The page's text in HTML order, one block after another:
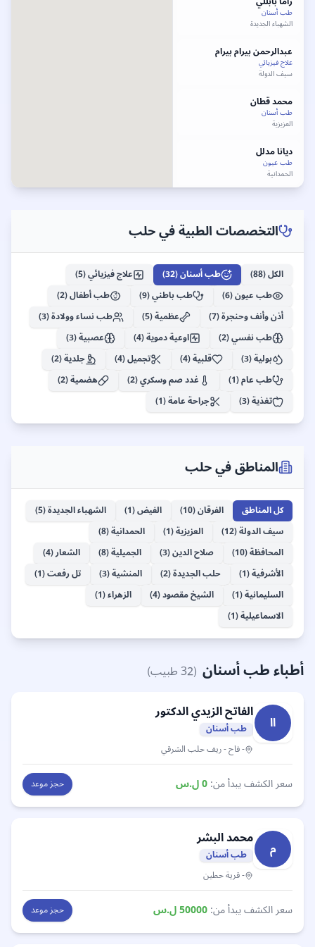
طب أسنان
الشهباء الجديدة
عبدالرحمن بيرامبيرام
علاج فيزيائي
سيف الدولة
محمدقطان
طب أسنان
العزيزية
ديانا مدلل
طب عيون
الحمدانية
المحافظة
مرحدركلت
صلاح الدين
أحمد نور الدينالبكار
طب باطني
الفرقان
66
التخصصات الطبية فيحلب
الكل (88
) طب أسنان(
32
) علاج فيزيائي(
5
)
طب عيون(
6
) طب باطني(
9
) طب أطفال(
2
)
أذن وأنف وحنجرة(
7
) عظمية(
5
) طب نساء وولادة(
3
)
طب نفسي(
2
) اوعية دموية(
4
) عصبية(
3
)
بولية(
3
) قلبية(
4
) تجميل(
4
) جلدية(
2
)
طب عام(
1
) غدد صم وسكري(
2
) هضمية(
2
)
تغذية(
3
) جراحة عامة(
1
)
المناطق فيحلب
كل المناطق الفرقان(
10
) الفيض(
1
) الشهباء الجديدة(
5
)
سيف الدولة(
12
) العزيزية(
1
) الحمدانية(
8
)
المحافظة(
10
) صلاح الدين(
3
) الجميلية(
8
) الشعار(
4
)
الأشرفية(
1
) حلب الجديدة(
2
) المنشية(
3
) تل رفعت(
1
)
السليمانية(
1
) الشيخ مقصود(
4
) الزهراء(
1
)
الاسماعيلية(
1
)
أطباء طب أسنان (
32طبيب)
اا الفاتح الزيديالدكتور
طب أسنان
- فاح - ريف حلب الشرقي
سعر الكشف يبدأ من:0ل.س حجز موعد
م محمدالبشر
طب أسنان
- قرية حطين
سعر الكشف يبدأ من:50000ل.س حجز موعد